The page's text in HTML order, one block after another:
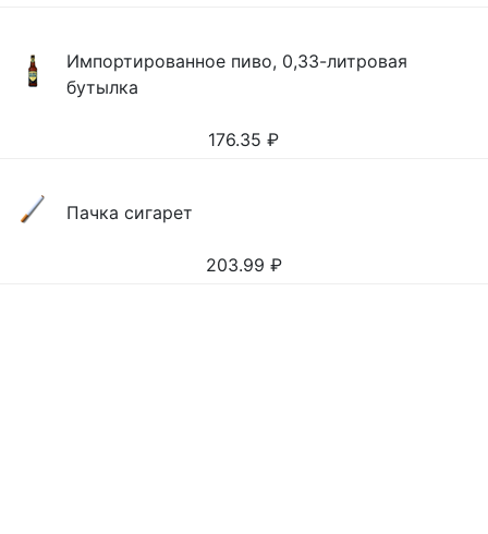
Импортированное пиво, 0,33-литровая
бутылка
176.35 ₽
Пачка сигарет
203.99 ₽